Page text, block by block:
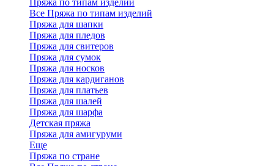
Все Пряжа по типам изделий
Пряжа для шапки
Пряжа для пледов
Пряжа для свитеров
Пряжа для сумок
Пряжа для носков
Пряжа для кардиганов
Пряжа для платьев
Пряжа для шалей
Пряжа для шарфа
Детская пряжа
Пряжа для амигуруми
Еще
Пряжа по стране